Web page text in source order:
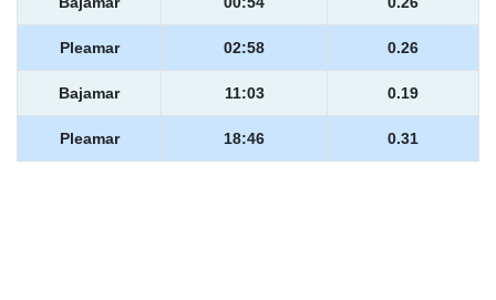
Pleamar 02:58 0.26
Bajamar 11:03 0.19
Pleamar 18:46 0.31